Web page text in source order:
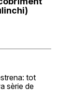
tot
sèrie de